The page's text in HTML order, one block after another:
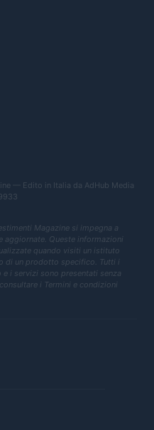
— Edito in Italia da AdHub Media
Magazine si impegna a
aggiornate. Queste informazioni
quando visiti un istituto
di un prodotto specifico. Tutti i
i servizi sono presentati senza
i Termini e condizioni